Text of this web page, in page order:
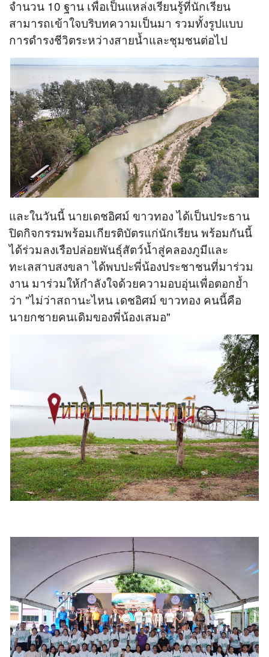
จำนวน 10 ฐาน เพื่อเป็นแหล่งเรียนรู้ที่นักเรียน
สามารถเข้าใจบริบทความเป็นมา รวมทั้งรูปแบบ
การดำรงชีวิตระหว่างสายน้ำและชุมชนต่อไป
และในวันนี้ นายเดชอิศม์ ขาวทอง ได้เป็นประธาน
ปิดกิจกรรมพร้อมเกียรติบัตรแก่นักเรียน พร้อมกันนี้
ได้ร่วมลงเรือปล่อยพันธุ์สัตว์น้ำสู่คลองภูมีและ
ทะเลสาบสงขลา ได้พบปะพี่น้องประชาชนที่มาร่วม
งาน มาร่วมให้กำลังใจด้วยความอบอุ่นเพื่อตอกย้ำ
ว่า "ไม่ว่าสถานะไหน เดชอิศม์ ขาวทอง คนนี้คือ
นายกชายคนเดิมของพี่น้องเสมอ"